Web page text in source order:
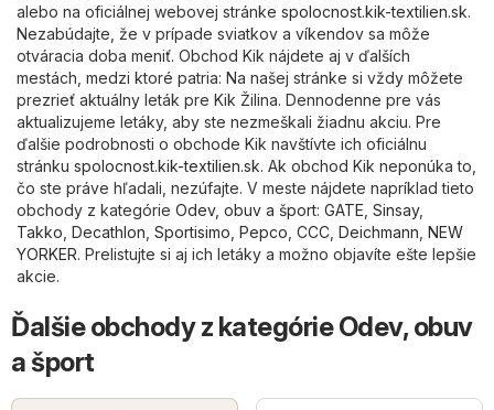
alebo na oficiálnej webovej stránke spolocnost.kik-textilien.sk.
Nezabúdajte, že v prípade sviatkov a víkendov sa môže
otváracia doba meniť. Obchod Kik nájdete aj v ďalších
mestách, medzi ktoré patria: Na našej stránke si vždy môžete
prezrieť aktuálny leták pre Kik Žilina. Dennodenne pre vás
aktualizujeme letáky, aby ste nezmeškali žiadnu akciu. Pre
ďalšie podrobnosti o obchode Kik navštívte ich oficiálnu
stránku spolocnost.kik-textilien.sk. Ak obchod Kik neponúka to,
čo ste práve hľadali, nezúfajte. V meste nájdete napríklad tieto
obchody z kategórie Odev, obuv a šport: GATE Sinsay,
Takko Decathlon Sportisimo Pepco CCC Deichmann NEW
YORKER. Prelistujte si aj ich letáky a možno objavíte ešte lepšie
akcie.
Ďalšie obchody z kategórie Odev, obuv
a šport